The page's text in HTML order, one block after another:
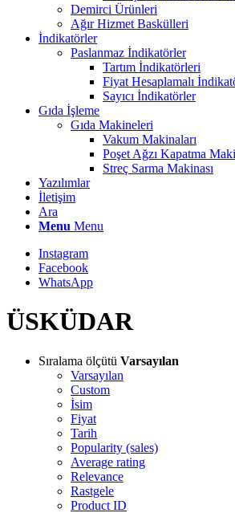
Demirci Ürünleri
Ağır Hizmet Baskülleri
İndikatörler
Paslanmaz İndikatörler
Tartım İndikatörleri
Fiyat Hesaplamalı
Sayıcı İndikatörler
Gıda İşleme
Gıda Makineleri
Vakum Makinaları
Poşet Ağzı Kapatma
Streç Sarma Makinası
Yazılımlar
İletişim
Ara
Menu Menu
Instagram
Facebook
WhatsApp
ÜSKÜDAR
Sıralama ölçütü Varsayılan
Varsayılan
Custom
İsim
Fiyat
Tarih
Popularity (sales)
Average rating
Relevance
Rastgele
Product ID